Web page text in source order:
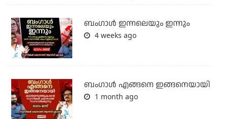
ബംഗാള്‍ ഇന്നലെയും ഇന്നും
4 weeks ago
ബം​ഗാൾ എങ്ങനെ ഇങ്ങനെയായി
1 month ago